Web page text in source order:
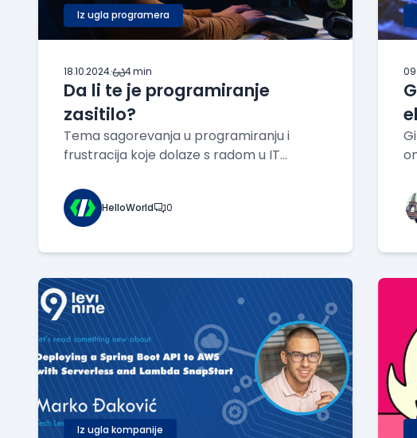
Iz ugla programera
18.10.2024.· 4 min
Da li te je programiranje
zasitilo?
Tema sagorevanja u programiranju i
frustracija koje dolaze s radom u IT
eri stalnih tehnoloških promena i
ubrzanog razvoja. Ono što često osećaš
nije nužno zasićenje samim činom
programiranja, već zasićenje uslovi
HelloWorld 0
Iz ugla kompanije